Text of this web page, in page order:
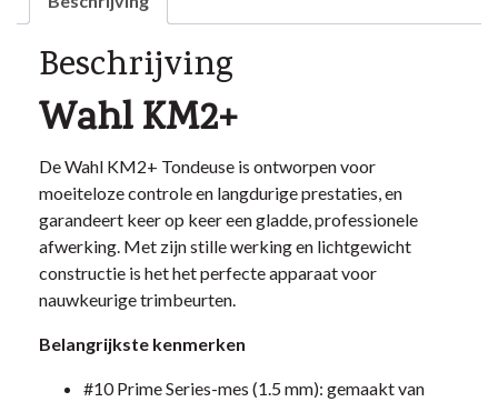
Beschrijving
Wahl KM2+
De Wahl KM2+ Tondeuse is ontworpen voor
moeiteloze controle en langdurige prestaties, en
garandeert keer op keer een gladde, professionele
afwerking. Met zijn stille werking en lichtgewicht
constructie is het het perfecte apparaat voor
nauwkeurige trimbeurten.
Belangrijkste kenmerken
#10 Prime Series-mes (1.5 mm): gemaakt van